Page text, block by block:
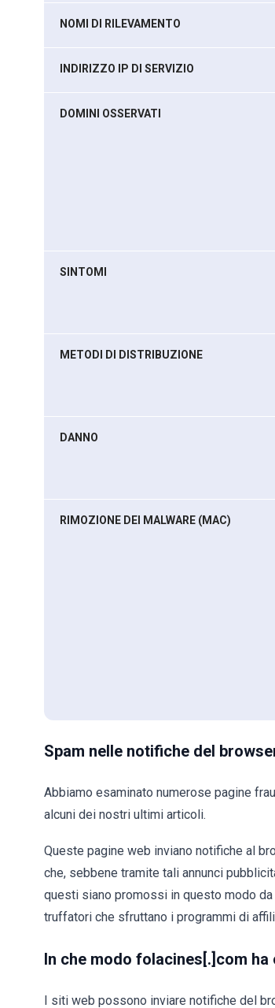
NOMI DI RILEVAMENTO
INDIRIZZO IP DI SERVIZIO
DOMINI OSSERVATI
SINTOMI
METODI DI DISTRIBUZIONE
DANNO
RIMOZIONE DEI MALWARE (MAC)
Spam nelle notifiche del
Abbiamo esaminato numerose pagine
alcuni dei nostri ultimi articoli.
Queste pagine web inviano notifiche al
che, sebbene tramite tali annunci
questi siano promossi in questo modo
truffatori che sfruttano i programmi di
In che modo folacines[.]com
I siti web possono inviare notifiche del